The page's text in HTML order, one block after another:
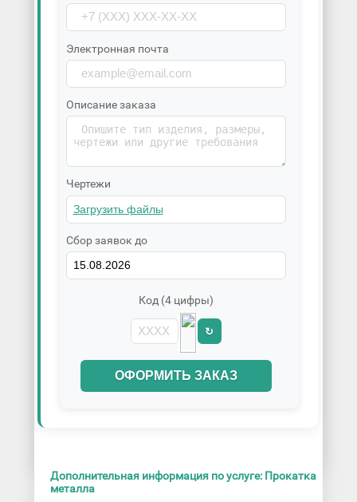
Электронная почта
Описание заказа
Чертежи
Сбор заявок до
Код (4 цифры)
↻
ОФОРМИТЬ ЗАКАЗ
Дополнительная информация по услуге: Прокатка
металла